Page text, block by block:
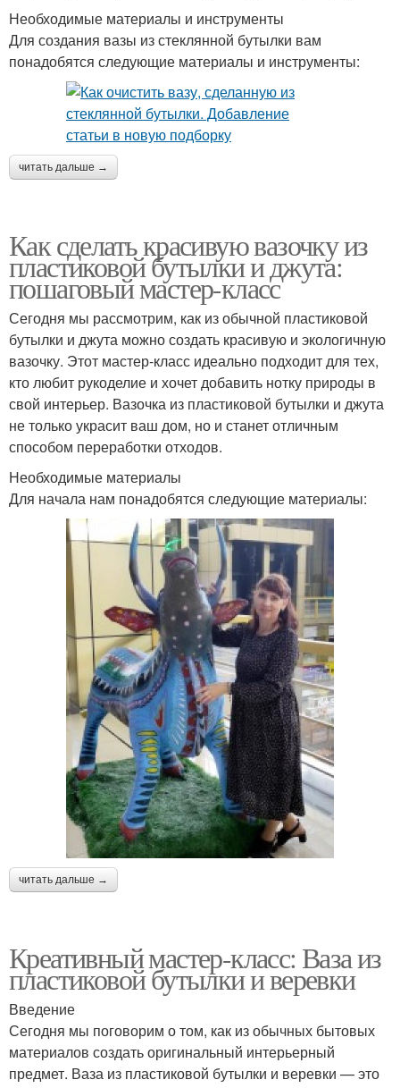
Необходимые материалы и инструменты
Для создания вазы из стеклянной бутылки вам
понадобятся следующие материалы и инструменты:
читать дальше →
Как сделать красивую вазочку из
пластиковой бутылки и джута:
пошаговый мастер-класс
Сегодня мы рассмотрим, как из обычной пластиковой
бутылки и джута можно создать красивую и экологичную
вазочку. Этот мастер-класс идеально подходит для тех,
кто любит рукоделие и хочет добавить нотку природы в
свой интерьер. Вазочка из пластиковой бутылки и джута
не только украсит ваш дом, но и станет отличным
способом переработки отходов.
Необходимые материалы
Для начала нам понадобятся следующие материалы:
читать дальше →
Креативный мастер-класс: Ваза из
пластиковой бутылки и веревки
Введение
Сегодня мы поговорим о том, как из обычных бытовых
материалов создать оригинальный интерьерный
предмет. Ваза из пластиковой бутылки и веревки — это